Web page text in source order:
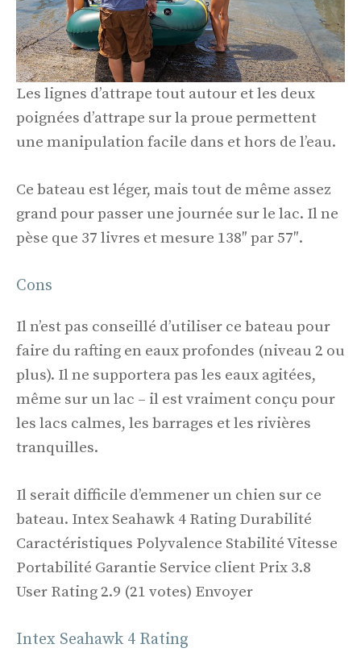
Les lignes d’attrape tout autour et les deux
poignées d’attrape sur la proue permettent
une manipulation facile dans et hors de l’eau.
Ce bateau est léger, mais tout de même assez
grand pour passer une journée sur le lac. Il ne
pèse que 37 livres et mesure 138″ par 57″.
Cons
Il n’est pas conseillé d’utiliser ce bateau pour
faire du rafting en eaux profondes (niveau 2 ou
plus). Il ne supportera pas les eaux agitées,
même sur un lac – il est vraiment conçu pour
les lacs calmes, les barrages et les rivières
tranquilles.
Il serait difficile d’emmener un chien sur ce
bateau. Intex Seahawk 4 Rating Durabilité
Caractéristiques Polyvalence Stabilité Vitesse
Portabilité Garantie Service client Prix 3.8
User Rating 2.9 (21 votes) Envoyer
Intex Seahawk 4 Rating